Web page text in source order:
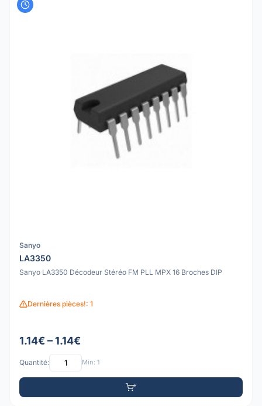
Sanyo
LA3350
Sanyo LA3350 Décodeur Stéréo FM PLL MPX 16 Broches DIP
Dernières pièces!: 1
1.14€ – 1.14€
Quantité: Min: 1